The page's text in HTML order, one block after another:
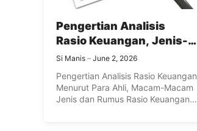
Pengertian Analisis
Rasio Keuangan, Jenis-
Jenis dan Rumus Rasio
Keuangan Lengkap
Si Manis June 2, 2026
Pengertian Analisis Rasio Keuangan
Menurut Para Ahli, Macam-Macam
Jenis dan Rumus Rasio Keuangan